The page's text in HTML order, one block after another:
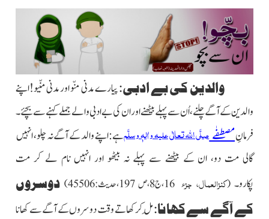
والدین کی بے ادبی:پیارے مدنی منّو اور مدنی منّیو!اپنے
والدین کے آگے چلنے،اُن سے پہلے بیٹھنے اوران کی بے ادبی والے جملے کہنے سے بچئے۔
فرمانِمصطفٰے صلَّی اللہ تعالٰی علیہ واٰلہٖ وسلَّمہے:اپنے والد کے آگے نہ چلو، انہیں
گالی مت دو، ان کے بیٹھنے سے پہلے نہ بیٹھو اور انہیں نام لے کر مت
پکارو۔ (کنزالعمال، جزء
دوسروں
کے آگے سے کھانا:مِل کر کھاتے وقت دوسروں کے آگےسے کھانا